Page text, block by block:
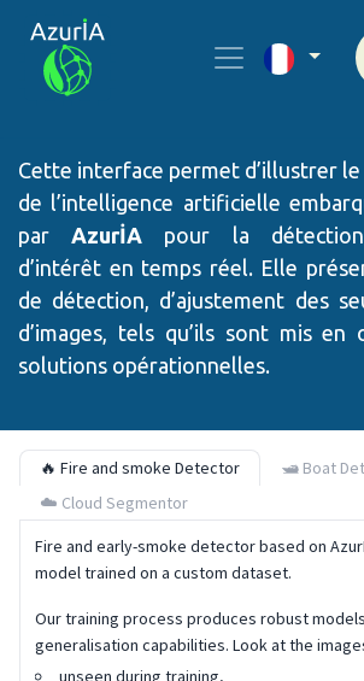
Cette interface permet d’illustrer
de l’intelligence artificielle
parAzurİA pour la détection
d’intérêt en temps réel. Elle
de détection, d’ajustement des
d’images, tels qu’ils sont mis
solutions opérationnelles.